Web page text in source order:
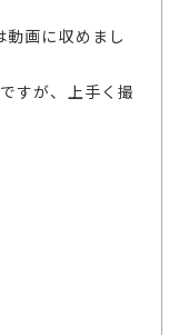
画に収めまし
すが、上手く撮